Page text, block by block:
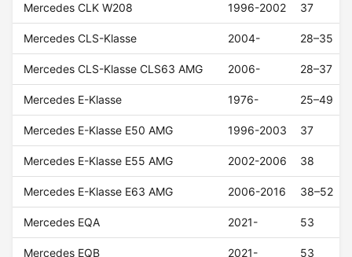
Mercedes CLK W208 1996-2002 37
Mercedes CLS-Klasse 2004- 28–35
Mercedes CLS-Klasse CLS63 AMG 2006- 28–37
Mercedes E-Klasse 1976- 25–49
Mercedes E-Klasse E50 AMG 1996-2003 37
Mercedes E-Klasse E55 AMG 2002-2006 38
Mercedes E-Klasse E63 AMG 2006-2016 38–52
Mercedes EQA 2021- 53
Mercedes EQB 2021- 53